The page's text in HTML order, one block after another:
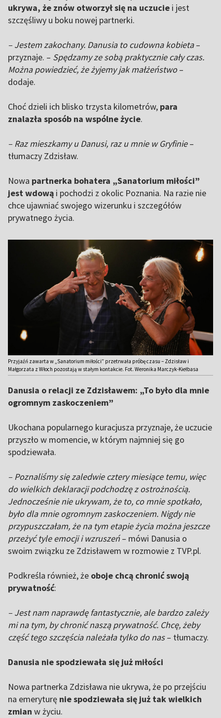
ukrywa, że znów otworzył się na uczucie i jest
szczęśliwy u boku nowej partnerki.
– Jestem zakochany. Danusia to cudowna kobieta–
przyznaje. – Spędzamy ze sobą praktycznie cały czas.
Można powiedzieć, że żyjemy jak małżeństwo–
dodaje.
Choć dzieli ich blisko trzysta kilometrów, para
znalazła sposób na wspólne życie.
– Raz mieszkamy u Danusi, raz u mnie w Gryfinie–
tłumaczy Zdzisław.
Nowa partnerka bohatera „Sanatorium miłości”
jest wdową i pochodzi z okolic Poznania. Na razie nie
chce ujawniać swojego wizerunku i szczegółów
prywatnego życia.
Przyjaźń zawarta w „Sanatorium miłości” przetrwała próbę czasu – Zdzisław i
Małgorzata z Włoch pozostają w stałym kontakcie. Fot. Weronika Marczyk-Kiełbasa
Danusia o relacji ze Zdzisławem: „To było dla mnie
ogromnym zaskoczeniem”
Ukochana popularnego kuracjusza przyznaje, że uczucie
przyszło w momencie, w którym najmniej się go
spodziewała.
– Poznaliśmy się zaledwie cztery miesiące temu, więc
do wielkich deklaracji podchodzę z ostrożnością.
Jednocześnie nie ukrywam, że to, co mnie spotkało,
było dla mnie ogromnym zaskoczeniem. Nigdy nie
przypuszczałam, że na tym etapie życia można jeszcze
przeżyć tyle emocji i wzruszeń– mówi Danusia o
swoim związku ze Zdzisławem w rozmowie z TVP.pl.
Podkreśla również, że oboje chcą chronić swoją
prywatność:
– Jest nam naprawdę fantastycznie, ale bardzo zależy
mi na tym, by chronić naszą prywatność. Chcę, żeby
część tego szczęścia należała tylko do nas– tłumaczy.
Danusia nie spodziewała się już miłości
Nowa partnerka Zdzisława nie ukrywa, że po przejściu
na emeryturę nie spodziewała się już tak wielkich
zmian w życiu.